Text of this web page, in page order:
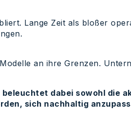
Lange Zeit als bloßer
an ihre Grenzen.
dabei sowohl die
sich nachhaltig